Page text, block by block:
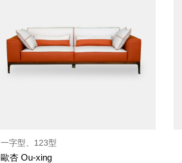
一字型、123型
歐杏 Ou-xing